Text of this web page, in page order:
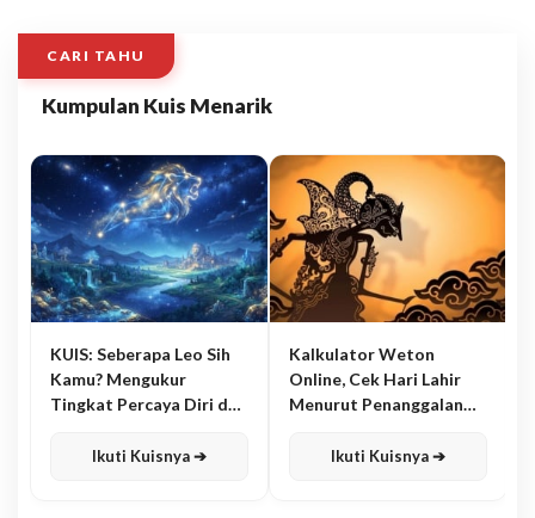
CARI TAHU
Kumpulan Kuis Menarik
KUIS: Seberapa Leo Sih
Kamu? Mengukur
Tingkat Percaya Diri dan
Ikuti Kuisnya ➔
Kalkulator Weton
Online, Cek Hari Lahir
Menurut Penanggalan
Ikuti Kuisnya ➔